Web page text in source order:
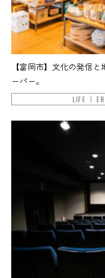
【富岡市】文化の発信
ーパー。
LIFE